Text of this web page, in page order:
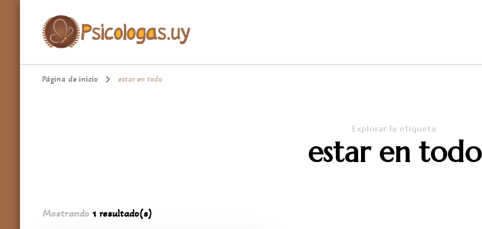
Psicologa.uy
Página de inicio estar en todo
Explorar la etiqueta
estar en todo
Mostrando 1 resultado(s)